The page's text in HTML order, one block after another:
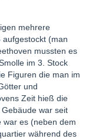
mehrere
(man
mussten es
im 3. Stock
Figuren die man im
und
Zeit hieß die
war seit
war es (neben dem
während des